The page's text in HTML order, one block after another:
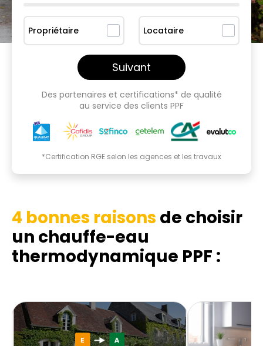
Propriétaire Locataire
Suivant
Des partenaires et certifications* de qualité
au service des clients PPF
*Certification RGE selon les agences et les travaux
4 bonnes raisons de choisir
un chauffe-eau
thermodynamique PPF :